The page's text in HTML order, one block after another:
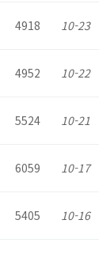
4918 10-23
4952 10-22
5524 10-21
6059 10-17
5405 10-16